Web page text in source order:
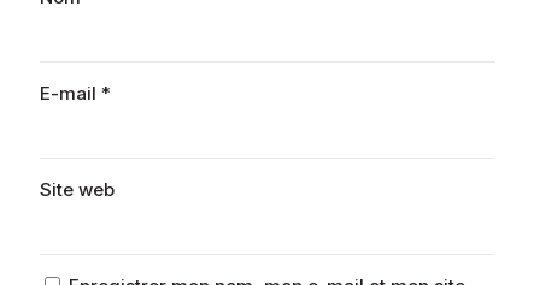
E-mail *
Site web